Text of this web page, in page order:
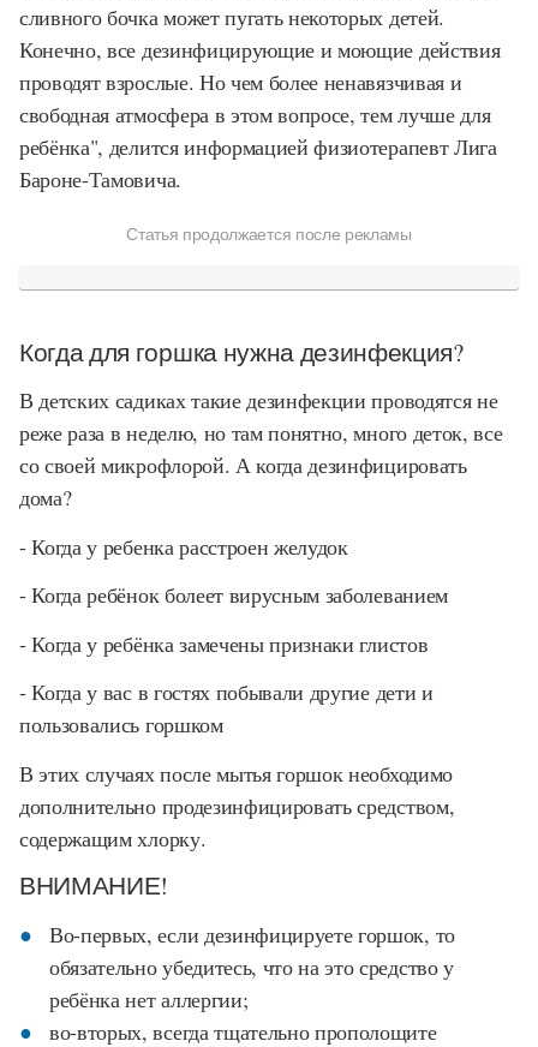
сливного бочка может пугать некоторых детей.
Конечно, все дезинфицирующие и моющие действия
проводят взрослые. Но чем более ненавязчивая и
свободная атмосфера в этом вопросе, тем лучше для
ребёнка", делится информацией физиотерапевт Лига
Бароне-Тамовича.
Статья продолжается после рекламы
Когда для горшка нужна дезинфекция?
В детских садиках такие дезинфекции проводятся не
реже раза в неделю, но там понятно, много деток, все
со своей микрофлорой. А когда дезинфицировать
дома?
- Когда у ребенка расстроен желудок
- Когда ребёнок болеет вирусным заболеванием
- Когда у ребёнка замечены признаки глистов
- Когда у вас в гостях побывали другие дети и
пользовались горшком
В этих случаях после мытья горшок необходимо
дополнительно продезинфицировать средством,
содержащим хлорку.
ВНИМАНИЕ!
Во-первых, если дезинфицируете горшок, то
обязательно убедитесь, что на это средство у
ребёнка нет аллергии;
во-вторых, всегда тщательно прополощите